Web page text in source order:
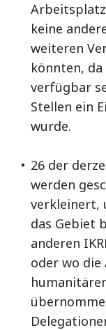
keine
weiteren
könnten,
verfügbar
Stellen ein
wurde.
26 der
werden
verkleinert,
das Gebiet
anderen
oder wo die